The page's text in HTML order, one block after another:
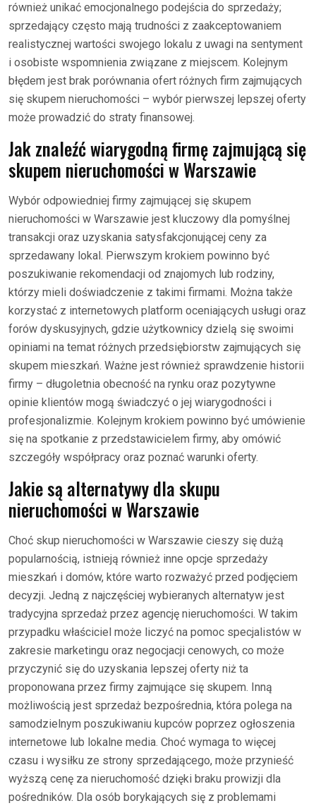
również unikać emocjonalnego podejścia do sprzedaży;
sprzedający często mają trudności z zaakceptowaniem
realistycznej wartości swojego lokalu z uwagi na sentyment
i osobiste wspomnienia związane z miejscem. Kolejnym
błędem jest brak porównania ofert różnych firm zajmujących
się skupem nieruchomości – wybór pierwszej lepszej oferty
może prowadzić do straty finansowej.
Jak znaleźć wiarygodną firmę zajmującą się
skupem nieruchomości w Warszawie
Wybór odpowiedniej firmy zajmującej się skupem
nieruchomości w Warszawie jest kluczowy dla pomyślnej
transakcji oraz uzyskania satysfakcjonującej ceny za
sprzedawany lokal. Pierwszym krokiem powinno być
poszukiwanie rekomendacji od znajomych lub rodziny,
którzy mieli doświadczenie z takimi firmami. Można także
korzystać z internetowych platform oceniających usługi oraz
forów dyskusyjnych, gdzie użytkownicy dzielą się swoimi
opiniami na temat różnych przedsiębiorstw zajmujących się
skupem mieszkań. Ważne jest również sprawdzenie historii
firmy – długoletnia obecność na rynku oraz pozytywne
opinie klientów mogą świadczyć o jej wiarygodności i
profesjonalizmie. Kolejnym krokiem powinno być umówienie
się na spotkanie z przedstawicielem firmy, aby omówić
szczegóły współpracy oraz poznać warunki oferty.
Jakie są alternatywy dla skupu
nieruchomości w Warszawie
Choć skup nieruchomości w Warszawie cieszy się dużą
popularnością, istnieją również inne opcje sprzedaży
mieszkań i domów, które warto rozważyć przed podjęciem
decyzji. Jedną z najczęściej wybieranych alternatyw jest
tradycyjna sprzedaż przez agencję nieruchomości. W takim
przypadku właściciel może liczyć na pomoc specjalistów w
zakresie marketingu oraz negocjacji cenowych, co może
przyczynić się do uzyskania lepszej oferty niż ta
proponowana przez firmy zajmujące się skupem. Inną
możliwością jest sprzedaż bezpośrednia, która polega na
samodzielnym poszukiwaniu kupców poprzez ogłoszenia
internetowe lub lokalne media. Choć wymaga to więcej
czasu i wysiłku ze strony sprzedającego, może przynieść
wyższą cenę za nieruchomość dzięki braku prowizji dla
pośredników. Dla osób borykających się z problemami